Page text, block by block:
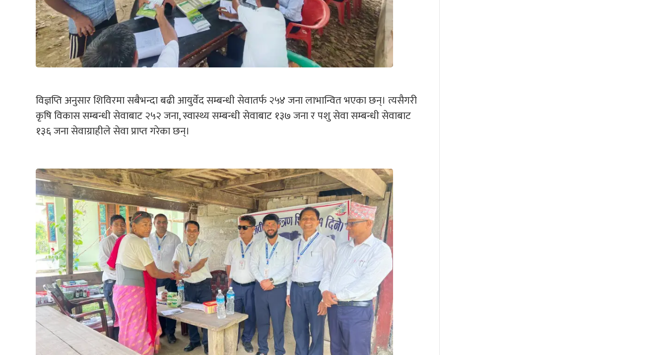
विज्ञप्ति अनुसार शिविरमा सबैभन्दा बढी आयुर्वेद सम्बन्धी सेवातर्फ २५४ जना लाभान्वित भएका छन्। त्यसैगरी
कृषि विकास सम्बन्धी सेवाबाट २५२ जना, स्वास्थ्य सम्बन्धी सेवाबाट १३७ जना र पशु सेवा सम्बन्धी सेवाबाट
१३६ जना सेवाग्राहीले सेवा प्राप्त गरेका छन्।